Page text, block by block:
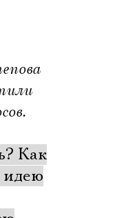
Как
идею